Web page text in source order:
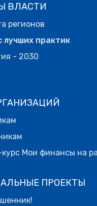
ВЛАСТИ
регионов
лучших практик
- 2030
Мои финансы на
ПРОЕКТЫ